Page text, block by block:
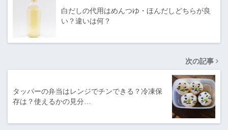
白だしの代用はめんつゆ・ほんだしどちらが良
い？違いは何？
次の記事
タッパーの弁当はレンジでチンできる？冷凍保
存は？使えるかの見分…